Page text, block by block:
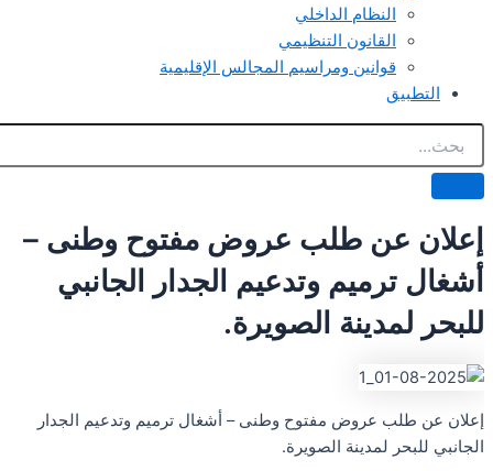
النظام الداخلي
القانون التنظيمي
قوانين ومراسيم المجالس الإقليمية
التطبيق
إعلان عن طلب عروض مفتوح وطنى –
أشغال ترميم وتدعيم الجدار الجانبي
للبحر لمدينة الصويرة.
إعلان عن طلب عروض مفتوح وطنى – أشغال ترميم وتدعيم الجدار
الجانبي للبحر لمدينة الصويرة.